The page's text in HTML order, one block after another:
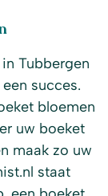
Tubbergen
succes.
bloemen
uw boeket
maak zo uw
staat